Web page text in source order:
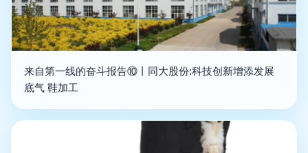
来自第一线的奋斗报告⑩丨同大股份:科技创新增添发展
底气 鞋加工